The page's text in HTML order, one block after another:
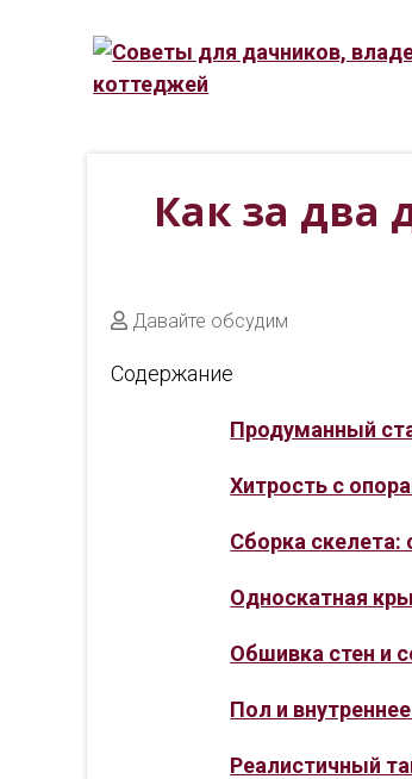
Как за два
Давайте обсудим
Содержание
Продуманный
Хитрость с
Сборка скелета:
Односкатная
Обшивка стен и
Пол и
Реалистичный